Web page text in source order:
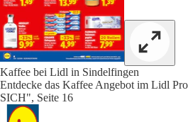
Kaffee bei Lidl in Sindelfingen
Entdecke das Kaffee Angebot im Lidl
SICH", Seite 16